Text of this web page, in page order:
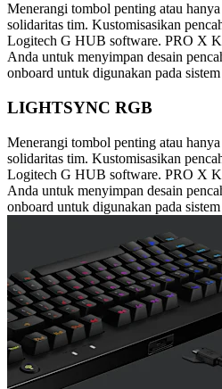
Menerangi tombol penting atau
solidaritas tim. Kustomisasikan
Logitech G HUB software. PRO X
Anda untuk menyimpan desain
onboard untuk digunakan pada
LIGHTSYNC RGB
Menerangi tombol penting atau
solidaritas tim. Kustomisasikan
Logitech G HUB software. PRO X
Anda untuk menyimpan desain
onboard untuk digunakan pada